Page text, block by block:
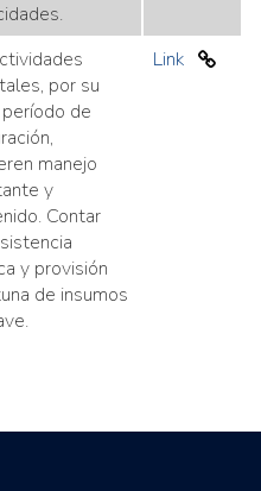
por su
de
manejo
y
Contar
y provisión
de insumos
Link